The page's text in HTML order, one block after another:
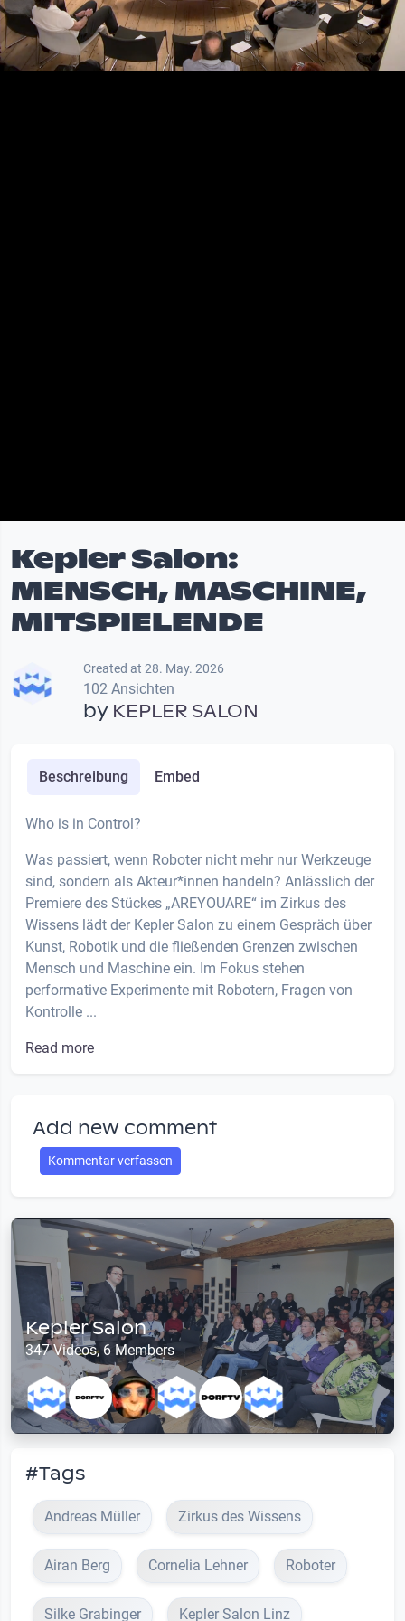
Video
Kepler Salon:
MENSCH, MASCHINE,
MITSPIELENDE
Created at 28. May. 2026
102 Ansichten
by KEPLER SALON
Beschreibung Embed
Who is in Control?
Was passiert, wenn Roboter nicht mehr nur Werkzeuge
sind, sondern als Akteur*innen handeln? Anlässlich der
Premiere des Stückes „AREYOUARE“ im Zirkus des
Wissens lädt der Kepler Salon zu einem Gespräch über
Kunst, Robotik und die fließenden Grenzen zwischen
Mensch und Maschine ein. Im Fokus stehen
performative Experimente mit Robotern, Fragen von
Kontrolle ...
Read more
Add new comment
Kommentar verfassen
Kepler Salon
347 Videos, 6 Members
#Tags
Andreas Müller Zirkus des Wissens
Airan Berg Cornelia Lehner Roboter
Silke Grabinger Kepler Salon Linz